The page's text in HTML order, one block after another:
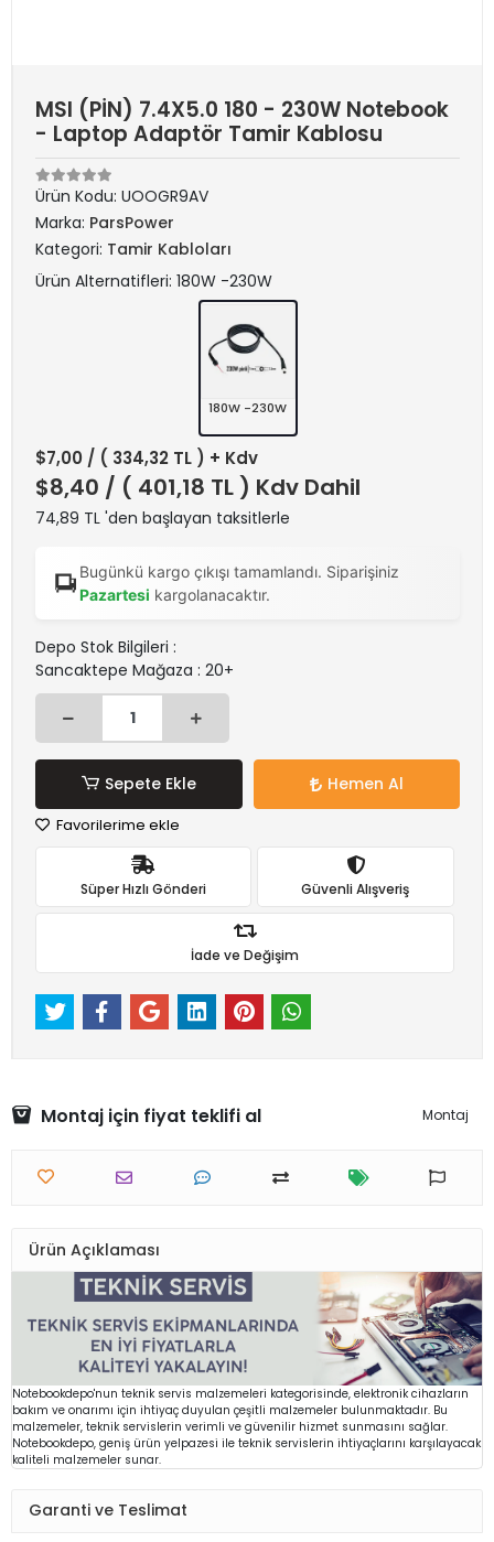
MSI (PİN) 7.4X5.0 180 - 230W Notebook
- Laptop Adaptör Tamir Kablosu
Ürün Kodu: UOOGR9AV
Marka: ParsPower
Kategori: Tamir Kabloları
Ürün Alternatifleri: 180W -230W
180W -230W
$7,00 / ( 334,32 TL ) + Kdv
$8,40 / ( 401,18 TL ) Kdv Dahil
74,89 TL 'den başlayan taksitlerle
Bugünkü kargo çıkışı tamamlandı. Siparişiniz
Pazartesi kargolanacaktır.
Depo Stok Bilgileri :
Sancaktepe Mağaza : 20+
Sepete Ekle Hemen Al
Favorilerime ekle
Süper Hızlı Gönderi Güvenli Alışveriş
İade ve Değişim
Montaj için fiyat teklifi al Montaj
Ürün Açıklaması
Notebookdepo'nun teknik servis malzemeleri kategorisinde, elektronik cihazların
bakım ve onarımı için ihtiyaç duyulan çeşitli malzemeler bulunmaktadır. Bu
malzemeler, teknik servislerin verimli ve güvenilir hizmet sunmasını sağlar.
Notebookdepo, geniş ürün yelpazesi ile teknik servislerin ihtiyaçlarını karşılayacak
kaliteli malzemeler sunar.
Garanti ve Teslimat